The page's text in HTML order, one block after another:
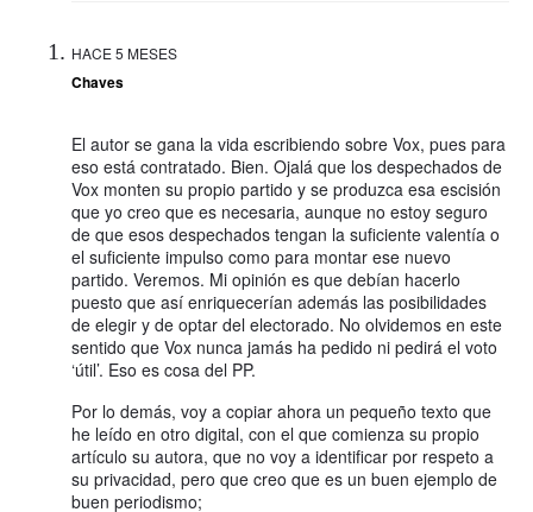
HACE 5 MESES
Chaves
El autor se gana la vida escribiendo sobre Vox, pues para
eso está contratado. Bien. Ojalá que los despechados de
Vox monten su propio partido y se produzca esa escisión
que yo creo que es necesaria, aunque no estoy seguro
de que esos despechados tengan la suficiente valentía o
el suficiente impulso como para montar ese nuevo
partido. Veremos. Mi opinión es que debían hacerlo
puesto que así enriquecerían además las posibilidades
de elegir y de optar del electorado. No olvidemos en este
sentido que Vox nunca jamás ha pedido ni pedirá el voto
‘útil’. Eso es cosa del PP.
Por lo demás, voy a copiar ahora un pequeño texto que
he leído en otro digital, con el que comienza su propio
artículo su autora, que no voy a identificar por respeto a
su privacidad, pero que creo que es un buen ejemplo de
buen periodismo;